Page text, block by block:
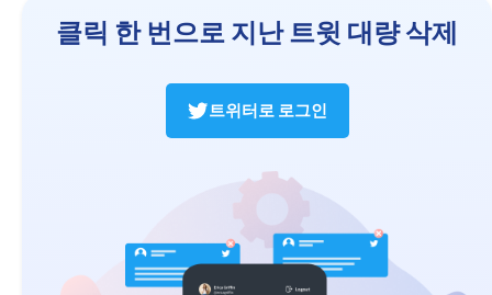
클릭 한 번으로 지난 트윗 대량 삭제
트위터로 로그인